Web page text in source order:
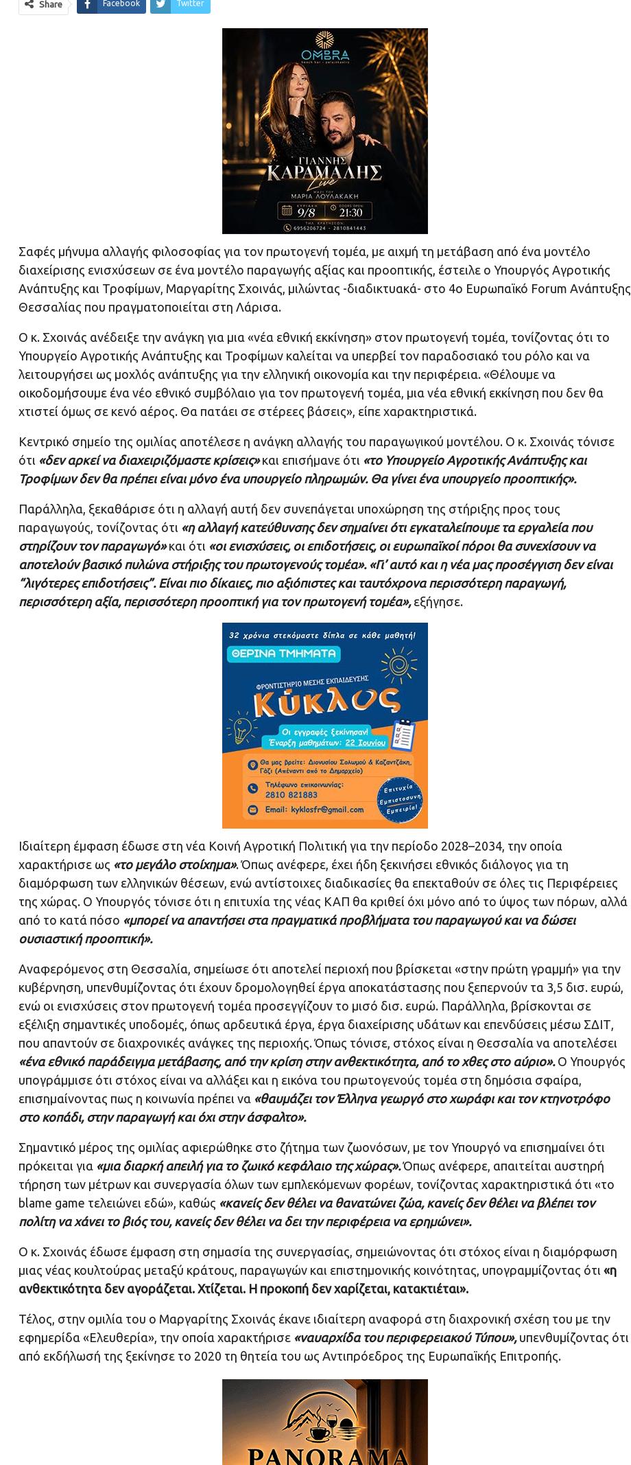
Share Facebook Twitter
Σαφές μήνυμα αλλαγής φιλοσοφίας για τον πρωτογενή τομέα, με αιχμή τη μετάβαση από ένα μοντέλο
διαχείρισης ενισχύσεων σε ένα μοντέλο παραγωγής αξίας και προοπτικής, έστειλε ο Υπουργός Αγροτικής
Ανάπτυξης και Τροφίμων, Μαργαρίτης Σχοινάς, μιλώντας -διαδικτυακά- στο 4ο Ευρωπαϊκό Forum Ανάπτυξης
Θεσσαλίας που πραγματοποιείται στη Λάρισα.
Ο κ. Σχοινάς ανέδειξε την ανάγκη για μια «νέα εθνική εκκίνηση» στον πρωτογενή τομέα, τονίζοντας ότι το
Υπουργείο Αγροτικής Ανάπτυξης και Τροφίμων καλείται να υπερβεί τον παραδοσιακό του ρόλο και να
λειτουργήσει ως μοχλός ανάπτυξης για την ελληνική οικονομία και την περιφέρεια. «Θέλουμε να
οικοδομήσουμε ένα νέο εθνικό συμβόλαιο για τον πρωτογενή τομέα, μια νέα εθνική εκκίνηση που δεν θα
χτιστεί όμως σε κενό αέρος. Θα πατάει σε στέρεες βάσεις», είπε χαρακτηριστικά.
Κεντρικό σημείο της ομιλίας αποτέλεσε η ανάγκη αλλαγής του παραγωγικού μοντέλου. Ο κ. Σχοινάς τόνισε
ότι «δεν αρκεί να διαχειριζόμαστε κρίσεις»και επισήμανε ότι «το Υπουργείο Αγροτικής Ανάπτυξης και
Τροφίμων δεν θα πρέπει είναι μόνο ένα υπουργείο πληρωμών. Θα γίνει ένα υπουργείο προοπτικής».
Παράλληλα, ξεκαθάρισε ότι η αλλαγή αυτή δεν συνεπάγεται υποχώρηση της στήριξης προς τους
παραγωγούς, τονίζοντας ότι «η αλλαγή κατεύθυνσης δεν σημαίνει ότι εγκαταλείπουμε τα εργαλεία που
στηρίζουν τον παραγωγό» και ότι «οι ενισχύσεις, οι επιδοτήσεις, οι ευρωπαϊκοί πόροι θα συνεχίσουν να
αποτελούν βασικό πυλώνα στήριξης του πρωτογενούς τομέα».«Γι’ αυτό και η νέα μας προσέγγιση δεν είναι
“λιγότερες επιδοτήσεις”. Είναι πιο δίκαιες, πιο αξιόπιστες και ταυτόχρονα περισσότερη παραγωγή,
περισσότερη αξία, περισσότερη προοπτική για τον πρωτογενή τομέα», εξήγησε.
Ιδιαίτερη έμφαση έδωσε στη νέα Κοινή Αγροτική Πολιτική για την περίοδο 2028–2034, την οποία
χαρακτήρισε ως «το μεγάλο στοίχημα». Όπως ανέφερε, έχει ήδη ξεκινήσει εθνικός διάλογος για τη
διαμόρφωση των ελληνικών θέσεων, ενώ αντίστοιχες διαδικασίες θα επεκταθούν σε όλες τις Περιφέρειες
της χώρας. Ο Υπουργός τόνισε ότι η επιτυχία της νέας ΚΑΠ θα κριθεί όχι μόνο από το ύψος των πόρων, αλλά
από το κατά πόσο «μπορεί να απαντήσει στα πραγματικά προβλήματα του παραγωγού και να δώσει
ουσιαστική προοπτική».
Αναφερόμενος στη Θεσσαλία, σημείωσε ότι αποτελεί περιοχή που βρίσκεται «στην πρώτη γραμμή» για την
κυβέρνηση, υπενθυμίζοντας ότι έχουν δρομολογηθεί έργα αποκατάστασης που ξεπερνούν τα 3,5 δισ. ευρώ,
ενώ οι ενισχύσεις στον πρωτογενή τομέα προσεγγίζουν το μισό δισ. ευρώ. Παράλληλα, βρίσκονται σε
εξέλιξη σημαντικές υποδομές, όπως αρδευτικά έργα, έργα διαχείρισης υδάτων και επενδύσεις μέσω ΣΔΙΤ,
που απαντούν σε διαχρονικές ανάγκες της περιοχής. Όπως τόνισε, στόχος είναι η Θεσσαλία να αποτελέσει
«ένα εθνικό παράδειγμα μετάβασης, από την κρίση στην ανθεκτικότητα, από το χθες στο αύριο».Ο Υπουργός
υπογράμμισε ότι στόχος είναι να αλλάξει και η εικόνα του πρωτογενούς τομέα στη δημόσια σφαίρα,
επισημαίνοντας πως η κοινωνία πρέπει να «θαυμάζει τον Έλληνα γεωργό στο χωράφι και τον κτηνοτρόφο
στο κοπάδι, στην παραγωγή και όχι στην άσφαλτο».
Σημαντικό μέρος της ομιλίας αφιερώθηκε στο ζήτημα των ζωονόσων, με τον Υπουργό να επισημαίνει ότι
πρόκειται για «μια διαρκή απειλή για το ζωικό κεφάλαιο της χώρας».Όπως ανέφερε, απαιτείται αυστηρή
τήρηση των μέτρων και συνεργασία όλων των εμπλεκόμενων φορέων, τονίζοντας χαρακτηριστικά ότι «το
blame game τελειώνει εδώ», καθώς «κανείς δεν θέλει να θανατώνει ζώα, κανείς δεν θέλει να βλέπει τον
πολίτη να χάνει το βιός του, κανείς δεν θέλει να δει την περιφέρεια να ερημώνει».
Ο κ. Σχοινάς έδωσε έμφαση στη σημασία της συνεργασίας, σημειώνοντας ότι στόχος είναι η διαμόρφωση
μιας νέας κουλτούρας μεταξύ κράτους, παραγωγών και επιστημονικής κοινότητας, υπογραμμίζοντας ότι «η
ανθεκτικότητα δεν αγοράζεται. Χτίζεται. Η προκοπή δεν χαρίζεται, κατακτιέται».
Τέλος, στην ομιλία του ο Μαργαρίτης Σχοινάς έκανε ιδιαίτερη αναφορά στη διαχρονική σχέση του με την
εφημερίδα «Ελευθερία», την οποία χαρακτήρισε «ναυαρχίδα του περιφερειακού Τύπου»,υπενθυμίζοντας ότι
από εκδήλωσή της ξεκίνησε το 2020 τη θητεία του ως Αντιπρόεδρος της Ευρωπαϊκής Επιτροπής.